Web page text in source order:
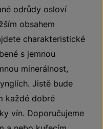
odrůdy osloví
obsahem
charakteristické
s jemnou
minerálnost,
Jistě bude
každé dobré
vín. Doporučujeme